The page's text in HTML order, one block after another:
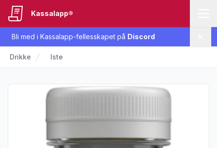
Bli med i Kassalapp-fellesskapet på Discord
Kassalapp®
Drikke Iste